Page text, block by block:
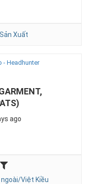
Sản Xuất
- Headhunter
ago
Việt Kiều